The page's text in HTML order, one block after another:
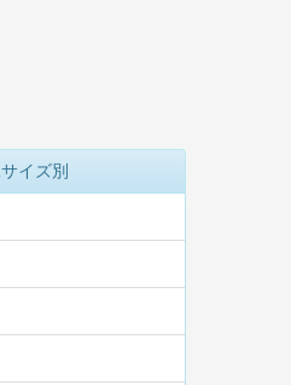
イズ別